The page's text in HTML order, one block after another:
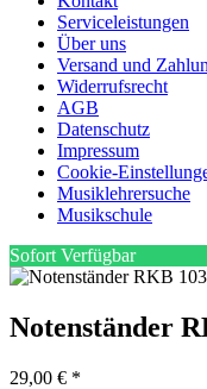
Serviceleistungen
Über uns
Versand und
Widerrufsrecht
AGB
Datenschutz
Impressum
Cookie-
Musiklehrersuche
Musikschule
Sofort Verfügbar
Notenständer
29,00 € *